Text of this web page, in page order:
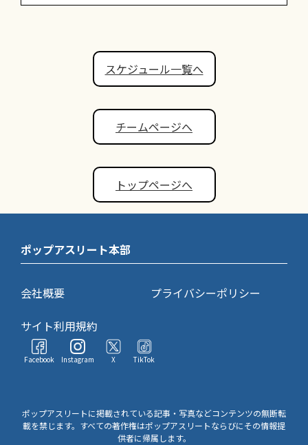
スケジュール一覧へ
チームページへ
トップページへ
ポップアスリート本部
会社概要
プライバシーポリシー
サイト利用規約
Facebook Instagram X TikTok
ポップアスリートに掲載されている記事・写真などコンテンツの無断転
載を禁じます。すべての著作権はポップアスリートならびにその情報提
供者に帰属します。